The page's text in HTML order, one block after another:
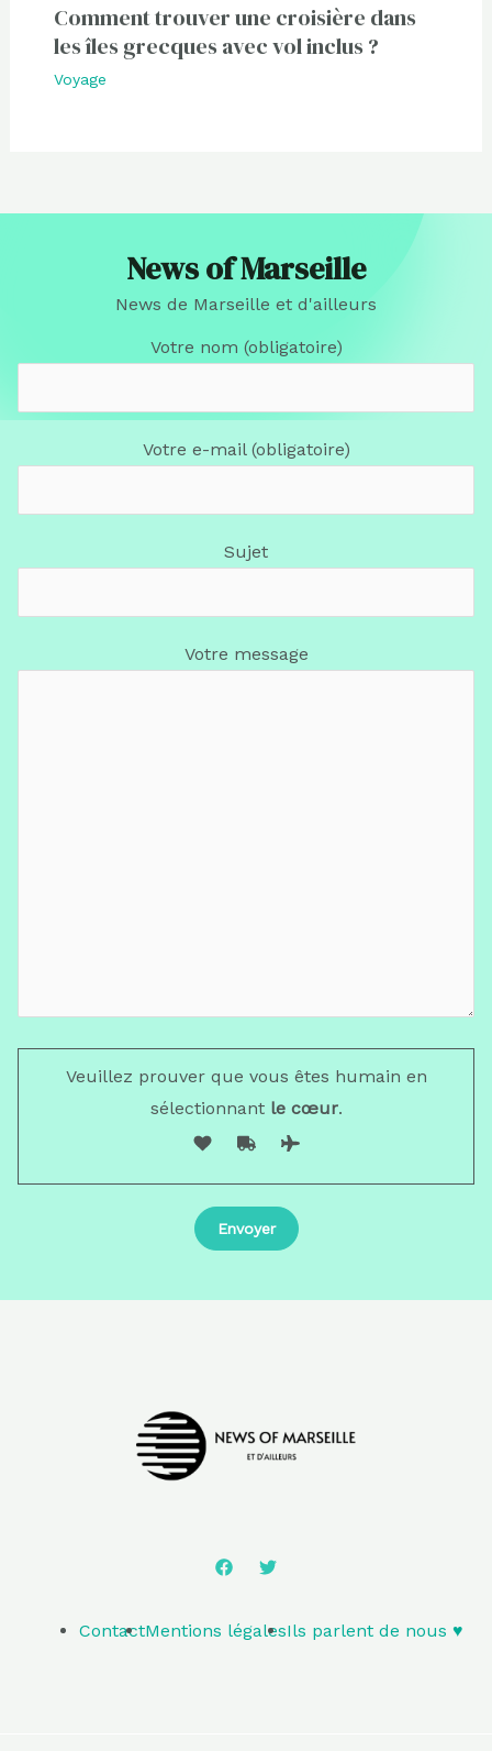
Comment trouver une croisière dans
les îles grecques avec vol inclus ?
Voyage
News of Marseille
News de Marseille et d'ailleurs
Votre nom (obligatoire)
Votre e-mail (obligatoire)
Sujet
Votre message
Veuillez prouver que vous êtes humain en
sélectionnantle cœur.
ContactMentions légalesIls parlent de nous ♥️